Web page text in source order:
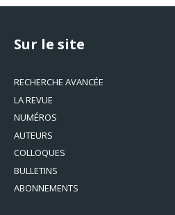
Sur le site
RECHERCHE AVANCÉE
LA REVUE
NUMÉROS
AUTEURS
COLLOQUES
BULLETINS
ABONNEMENTS